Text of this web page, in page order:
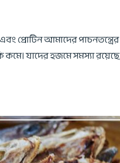
প্রোটিন আমাদের
যাদের হজমে সমস্যা